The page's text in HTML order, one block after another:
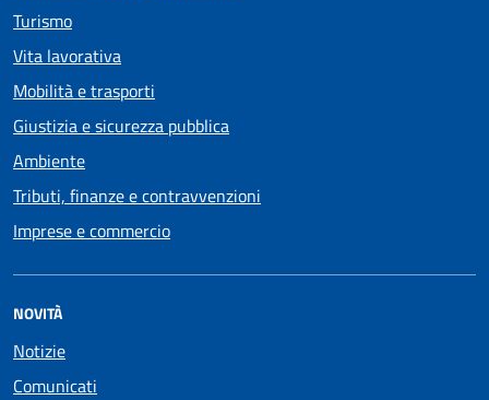
Turismo
Vita lavorativa
Mobilità e trasporti
Giustizia e sicurezza pubblica
Ambiente
Tributi, finanze e contravvenzioni
Imprese e commercio
NOVITÀ
Notizie
Comunicati